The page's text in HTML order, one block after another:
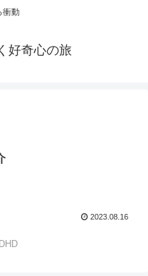
衝動
好奇心の旅
2023.08.16